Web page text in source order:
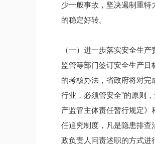
少一般事故，坚决遏制重
的稳定好转。
（一）进一步落实安全生
监管等部门签订安全生产
的考核办法，省政府将对完
行业，必须管安全”的原则
产监管主体责任暂行规定
任追究制度，凡是隐患排查
政负责人问责述职的方式进